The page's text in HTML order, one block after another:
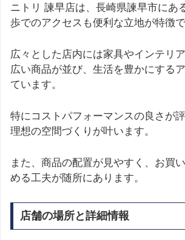
ニトリ 諫早店は、長崎県諫早市にあ
歩でのアクセスも便利な立地が特徴で
広々とした店内には家具やインテリ
広い商品が並び、生活を豊かにする
ています。
特にコストパフォーマンスの良さが
理想の空間づくりが叶います。
また、商品の配置が見やすく、お買
める工夫が随所にあります。
店舗の場所と詳細情報